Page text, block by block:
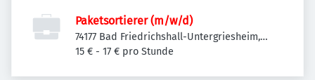
Paketsortierer (m/w/d)
74177 Bad Friedrichshall-Untergriesheim,
Deutschland
15 € - 17 € pro Stunde